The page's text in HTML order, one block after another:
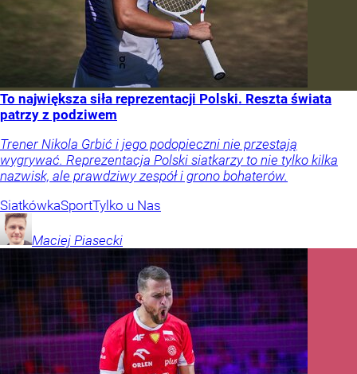
To największa siła reprezentacji Polski. Reszta świata
patrzy z podziwem
Trener Nikola Grbić i jego podopieczni nie przestają
wygrywać. Reprezentacja Polski siatkarzy to nie tylko kilka
nazwisk, ale prawdziwy zespół i grono bohaterów.
SiatkówkaSportTylko u Nas
Maciej Piasecki